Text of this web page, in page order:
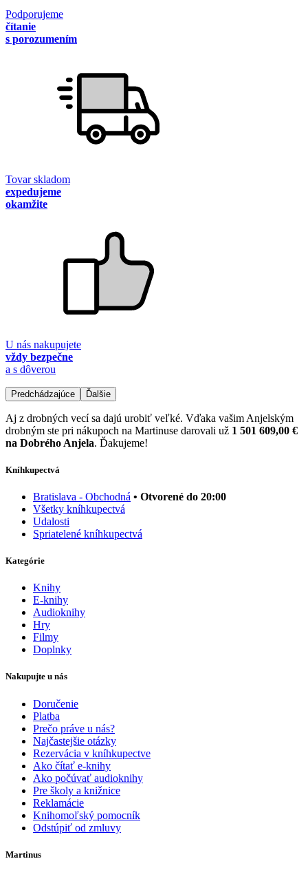
Podporujeme
čítanie
s porozumením
Tovar skladom
expedujeme
okamžite
U nás nakupujete
vždy bezpečne
a s dôverou
Predchádzajúce Ďalšie
Aj z drobných vecí sa dajú urobiť veľké. Vďaka vašim Anjelským
drobným ste pri nákupoch na Martinuse darovali už 1 501 609,00 €
na Dobrého Anjela. Ďakujeme!
Kníhkupectvá
Bratislava - Obchodná • Otvorené do 20:00
Všetky kníhkupectvá
Udalosti
Spriatelené kníhkupectvá
Kategórie
Knihy
E-knihy
Audioknihy
Hry
Filmy
Doplnky
Nakupujte u nás
Doručenie
Platba
Prečo práve u nás?
Najčastejšie otázky
Rezervácia v kníhkupectve
Ako čítať e-knihy
Ako počúvať audioknihy
Pre školy a knižnice
Reklamácie
Knihomoľský pomocník
Odstúpiť od zmluvy
Martinus